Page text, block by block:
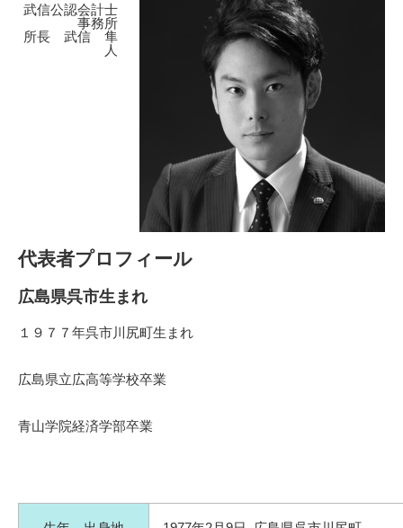
武信公認会計士
事務所
所長 武信 隼
人
代表者プロフィール
広島県呉市生まれ
１９７７年呉市川尻町生まれ
広島県立広高等学校卒業
青山学院経済学部卒業